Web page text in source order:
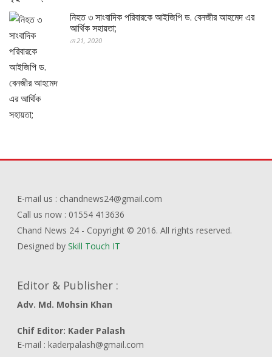
নিহত ৩ সাংবাদিক পরিবারকে আইজিপি ড. বেনজীর আহমেদ এর
আর্থিক সহায়তা;
মে 21, 2020
E-mail us : chandnews24@gmail.com
Call us now : 01554 413636
Chand News 24 - Copyright © 2016. All rights reserved.
Designed bySkill Touch IT
Editor & Publisher :
Adv. Md. Mohsin Khan
Chif Editor: Kader Palash
E-mail : kaderpalash@gmail.com